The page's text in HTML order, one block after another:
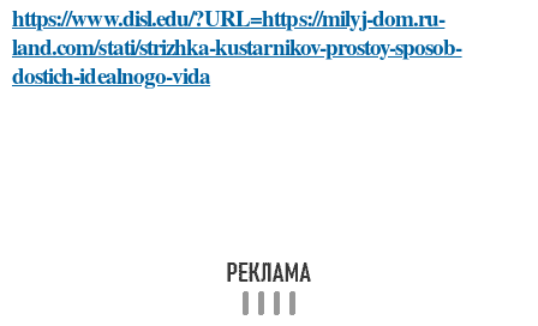
https://www.disl.edu/?URL=https://milyj-dom.ru-
land.com/stati/strizhka-kustarnikov-prostoy-sposob-
dostich-idealnogo-vida